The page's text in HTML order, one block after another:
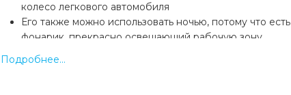
колесо легкового автомобиля
Его также можно использовать ночью, потому что есть
фонарик, прекрасно освещающий рабочую зону.
Корпус небольшого размера отлично размещается в
автомобиле, не занимая много места.
Подробнее...